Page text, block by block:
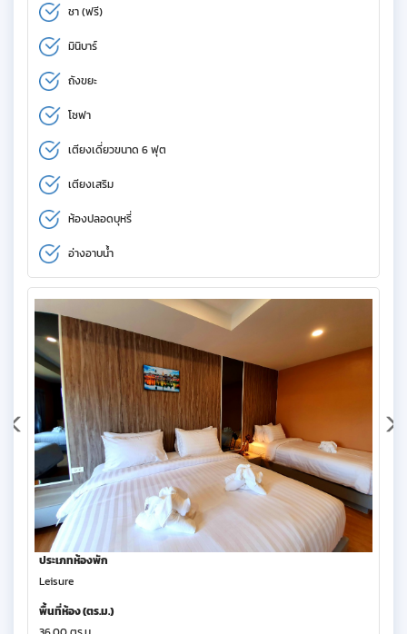
ชา (ฟรี)
มินิบาร์
ถังขยะ
โซฟา
เตียงเดี่ยวขนาด 6 ฟุต
เตียงเสริม
ห้องปลอดบุหรี่
อ่างอาบน้ำ
ประเภทห้องพัก
Leisure
พื้นที่ห้อง (ตร.ม.)